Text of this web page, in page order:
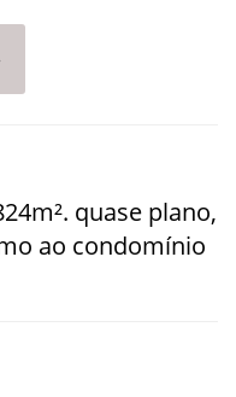
quase plano,
ao condomínio